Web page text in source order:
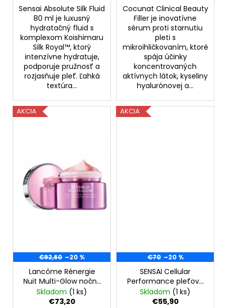
Sensai Absolute Silk Fluid
80 ml je luxusný
hydratačný fluid s
komplexom Koishimaru
Silk Royal™, ktorý
intenzívne hydratuje,
podporuje pružnosť a
rozjasňuje pleť. Ľahká
textúra...
Cocunat Clinical Beauty
Filler je inovatívne
sérum proti starnutiu
pleti s
mikroihličkovaním, ktoré
spája účinky
koncentrovaných
aktívnych látok, kyseliny
hyalurónovej a...
AKCIA
€92,60 –20 %
Lancôme Rénergie
Nuit Multi-Glow nočny
krém 50 ml
Skladom (1 ks)
€73,20
AKCIA
€70 –20 %
SENSAI Cellular
Performance pleťové
mlieko 125ml
Skladom (1 ks)
€55,90